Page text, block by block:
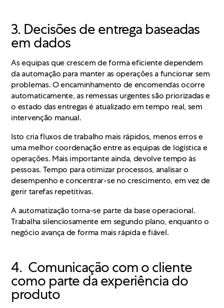
3. Decisões de entrega baseadas
em dados
As equipas que crescem de forma eficiente dependem
da automação para manter as operações a funcionar sem
problemas. O encaminhamento de encomendas ocorre
automaticamente, as remessas urgentes são priorizadas e
o estado das entregas é atualizado em tempo real, sem
intervenção manual.
Isto cria fluxos de trabalho mais rápidos, menos erros e
uma melhor coordenação entre as equipas de logística e
operações. Mais importante ainda, devolve tempo às
pessoas. Tempo para otimizar processos, analisar o
desempenho e concentrar-se no crescimento, em vez de
gerir tarefas repetitivas.
A automatização torna-se parte da base operacional.
Trabalha silenciosamente em segundo plano, enquanto o
negócio avança de forma mais rápida e fiável.
4. Comunicação com o cliente
como parte da experiência do
produto